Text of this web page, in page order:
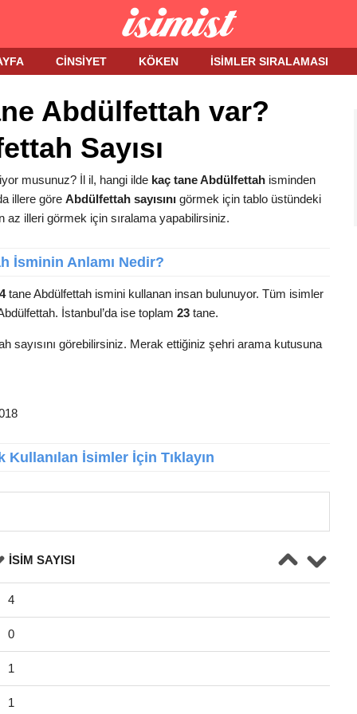
CINSIYET KÖKEN İSIMLER SIRALAMASI
Abdülfettah var?
Sayısı
musunuz? İl il, hangi ilde kaç tane Abdülfettah isminden
illere göre Abdülfettah sayısını görmek için tablo üstündeki
illeri görmek için sıralama yapabilirsiniz.
İsminin Anlamı Nedir?
tane Abdülfettah ismini kullanan insan bulunuyor. Tüm isimler
İstanbul’da ise toplam 23 tane.
sayısını görebilirsiniz. Merak ettiğiniz şehri arama kutusuna
Kullanılan İsimler İçin Tıklayın
İSIM SAYISI
4
0
1
1